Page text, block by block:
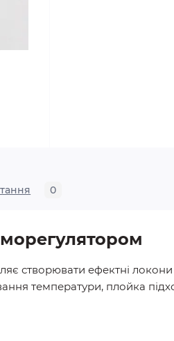
0
створювати ефектні
температури, плойка